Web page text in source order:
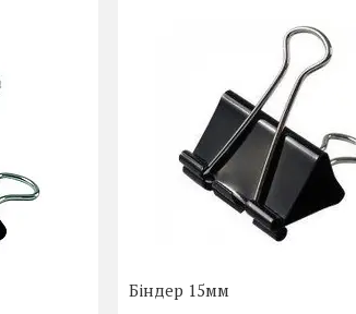
Біндер 15мм